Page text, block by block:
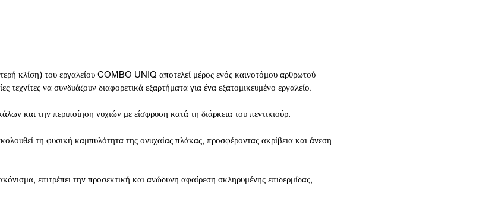
κλίση) του εργαλείου COMBO UNIQ αποτελεί μέρος ενός καινοτόμου αρθρωτού
τεχνίτες να συνδυάζουν διαφορετικά εξαρτήματα για ένα εξατομικευμένο εργαλείο.
και την περιποίηση νυχιών με είσφρυση κατά τη διάρκεια του πεντικιούρ.
τη φυσική καμπυλότητα της ονυχαίας πλάκας, προσφέροντας ακρίβεια και άνεση
επιτρέπει την προσεκτική και ανώδυνη αφαίρεση σκληρυμένης επιδερμίδας,